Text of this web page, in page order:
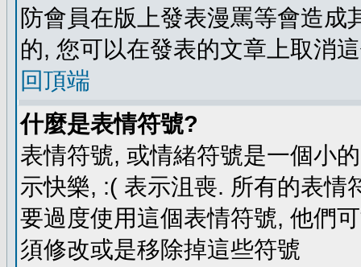
防會員在版上發表漫罵等會造
的, 您可以在發表的文章上取消
回頂端
什麼是表情符號?
表情符號, 或情緒符號是一個小
示快樂, :( 表示沮喪. 所有的表情
要過度使用這個表情符號, 他們
須修改或是移除掉這些符號